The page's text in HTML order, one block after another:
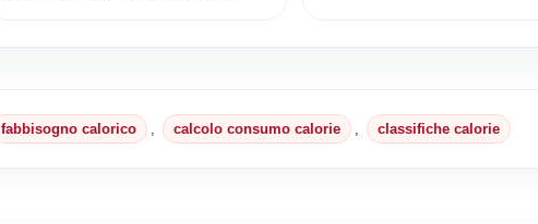
fabbisogno calorico calcolo consumo calorie classifiche calorie